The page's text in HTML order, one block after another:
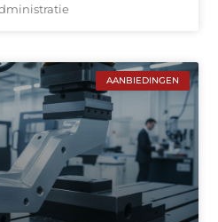
AANBIEDINGEN